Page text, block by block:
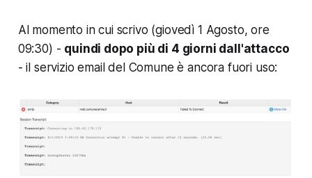
Al momento in cui scrivo (giovedì 1 Agosto, ore
09:30) - quindi dopo più di 4 giorni dall'attacco
- il servizio email del Comune è ancora fuori uso: